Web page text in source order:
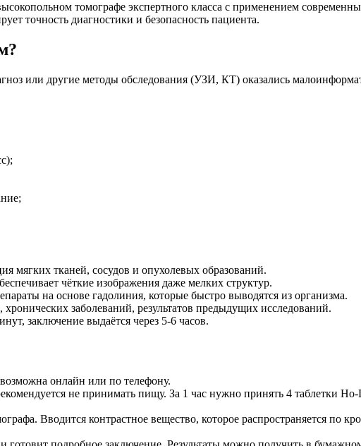
томографе экспертного класса с применением
точность диагностики и безопасность пациента.
или другие методы обследования (УЗИ, КТ) оказались
мягких тканей, сосудов и опухолевых образований.
чёткие изображения даже мелких структур.
на основе гадолиния, которые быстро выводятся из организма.
заболеваний, результатов предыдущих исследований.
заключение выдаётся через 5-6 часов.
онлайн или по телефону.
не принимать пищу. За 1 час нужно принять 4 таблетки
Вводится контрастное вещество, которое распространяется по